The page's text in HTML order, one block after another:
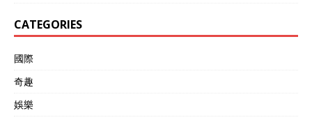
CATEGORIES
國際
奇趣
娛樂